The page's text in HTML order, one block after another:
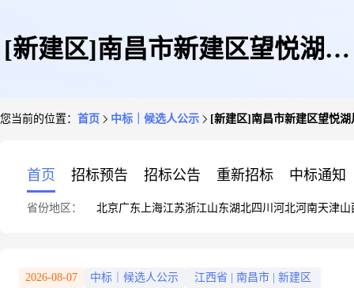
[新建区]南昌市新建区望悦湖片
您当前的位置： 首页 中标｜候选人公示 [新建区]南昌市新建区望悦
首页 招标预告 招标公告 重新招标 中标通知
省份地区： 北京广东 上海江苏浙江山东湖北四川 河北河南天津山
2026-08-07 中标｜候选人公示 江西省 南昌市 新建区